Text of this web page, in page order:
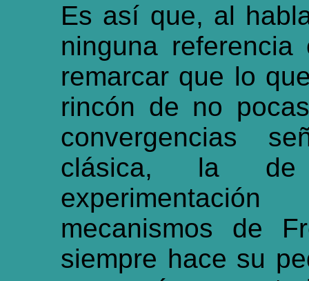
Es así que, al
ninguna
remarcar que lo
rincón de no
convergencias
clásica, la
mecanismos de
siempre hace su